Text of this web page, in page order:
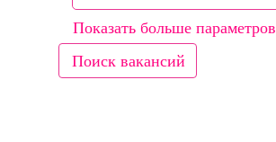
Показать больше параметров